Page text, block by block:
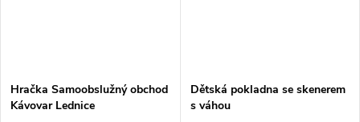
Hračka Samoobslužný obchod
Kávovar Lednice
Dětská pokladna se skenerem
s váhou